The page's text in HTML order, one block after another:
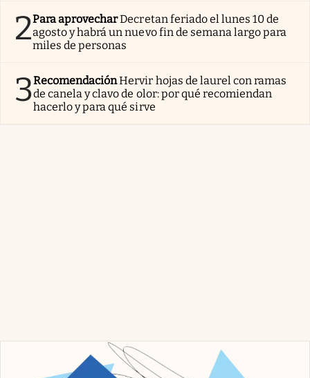
2Para aprovecharDecretan feriado el lunes 10 de
agosto y habrá un nuevo fin de semana largo para
miles de personas
3RecomendaciónHervir hojas de laurel con ramas
de canela y clavo de olor: por qué recomiendan
hacerlo y para qué sirve